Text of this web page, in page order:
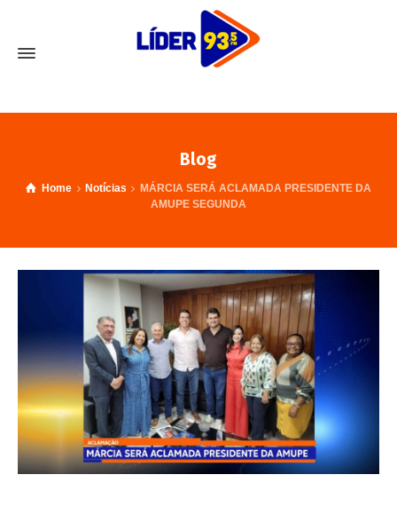
Blog
Home Notícias
MÁRCIA SERÁ ACLAMADA PRESIDENTE DA
AMUPE SEGUNDA